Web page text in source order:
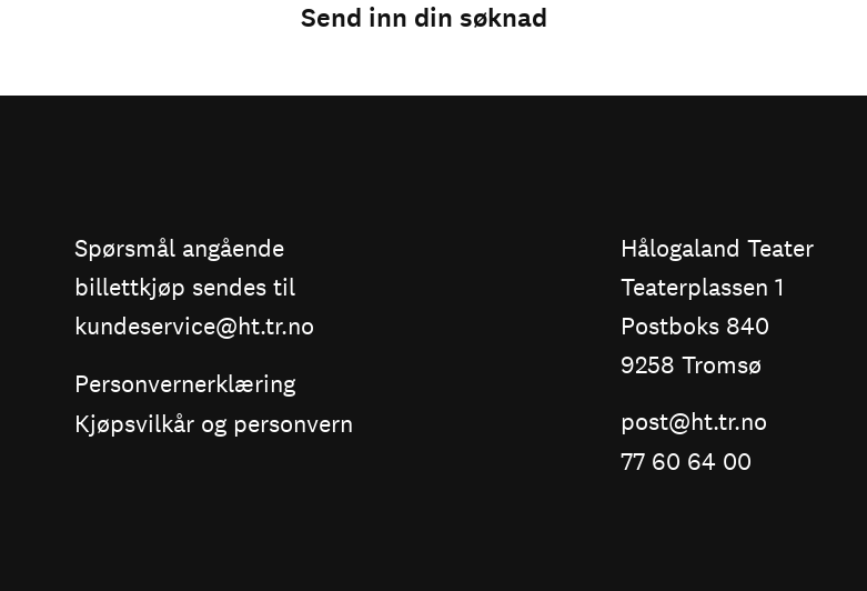
Send inn din søknad
Spørsmål angående
billettkjøp sendes til
kundeservice@ht.tr.no
Personvernerklæring
Kjøpsvilkår og personvern
Hålogaland Teater
Teaterplassen 1
Postboks 840
9258 Tromsø
post@ht.tr.no
77 60 64 00